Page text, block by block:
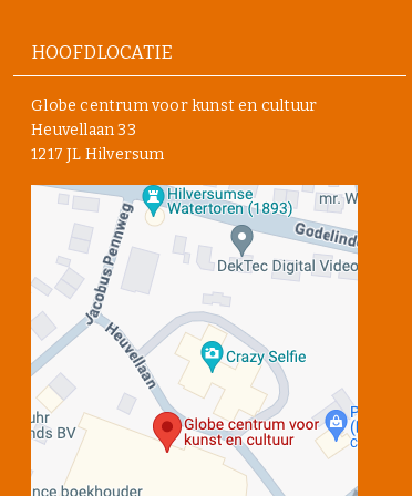
HOOFDLOCATIE
Globe centrum voor kunst en cultuur
Heuvellaan 33
1217 JL Hilversum